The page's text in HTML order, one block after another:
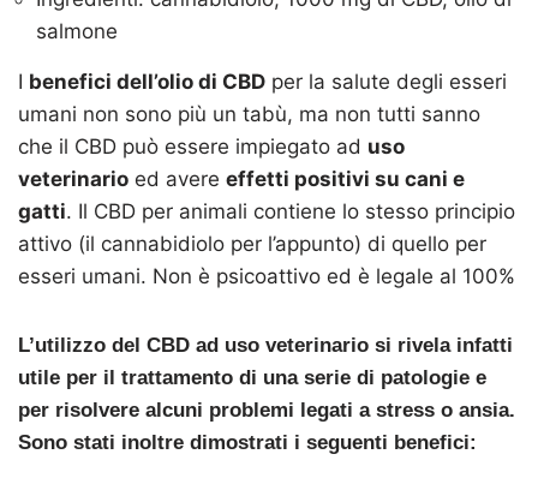
salmone
I benefici dell’olio di CBD per la salute degli esseri
umani non sono più un tabù, ma non tutti sanno
che il CBD può essere impiegato ad uso
veterinario ed avere effetti positivi su cani e
gatti. Il CBD per animali contiene lo stesso principio
attivo (il cannabidiolo per l’appunto) di quello per
esseri umani. Non è psicoattivo ed è legale al 100%
L’utilizzo del CBD ad uso veterinario si rivela infatti
utile per il trattamento di una serie di patologie e
per risolvere alcuni problemi legati a stress o ansia.
Sono stati inoltre dimostrati i seguenti benefici: